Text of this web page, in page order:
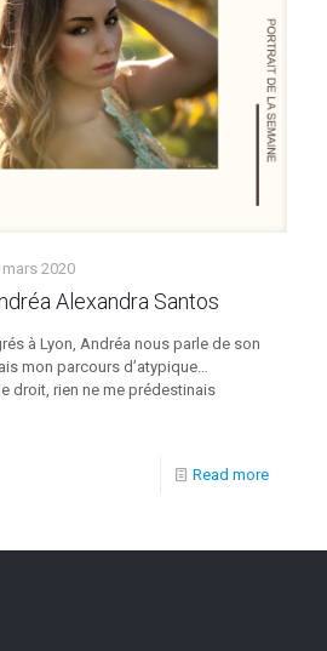
mars 2020
Alexandra Santos
à Lyon, Andréa nous parle de son
mon parcours d’atypique…
droit, rien ne me prédestinais
Read more